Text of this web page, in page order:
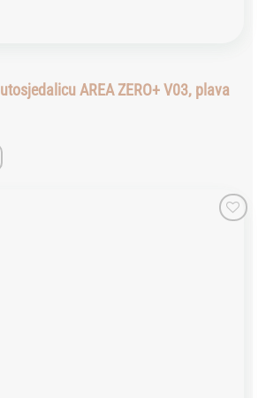
AREA ZERO+ V03, plava